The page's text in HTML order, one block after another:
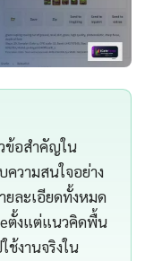
ข้อสำคัญใน
ความสนใจอย่าง
ยละเอียดทั้งหมด
ตั้งแต่แนวคิดพื้น
ช้งานจริงใน